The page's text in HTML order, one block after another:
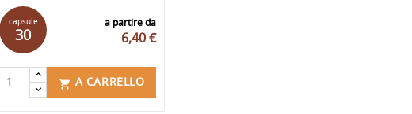
a partire da
6,40 €
capsule
30
 A CARRELLO